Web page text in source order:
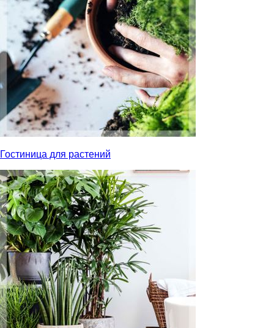
Гостиница для растений